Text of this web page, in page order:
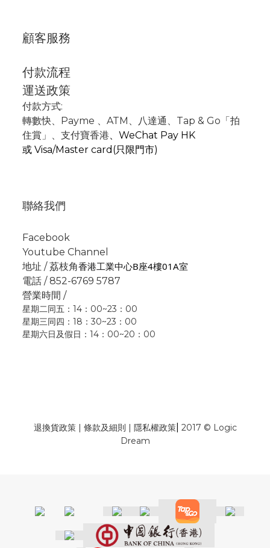
顧客服務
付款流程
運送政策
付款方式:
轉數快、Payme 、 ATM 、
八達通、Tap & Go「拍
住賞」 、支付寶香港、 WeChat Pay HK
或 Visa/Master card(只限門市)
聯絡我們
Facebook
Youtube Channel
地址 / 荔枝角香港工業中心B座4樓01A室
電話 / 852-6769 5787
營業時間 /
星期二同五：14：00~23：00
星期三同四：18：30~23：00
星期六日及假日：14：00~20：00
退換貨政策| 條款及細則 | 隱私權政策| 2017 © Logic
Dream